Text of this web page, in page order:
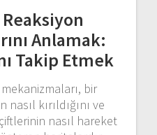
Anlamak:
Takip Etmek
bir
kırıldığını ve
nasıl hareket